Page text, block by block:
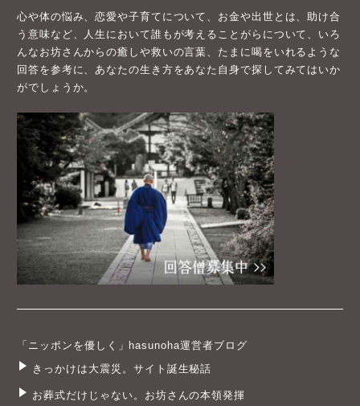
心や体の悩み、恋愛や子育てについて、お金や出世とは、助け合
う意味など、人生において誰もが考えることがらについて、いろ
んなお坊さんからの癒しや救いの言葉、たまに喝をいれるような
回答を参考に、あなたの生き方をあなた自身で探してみてはいか
がでしょうか。
「ニッポンを優しく」hasunoha運営者ブログ
きっかけは大震災。サイト誕生秘話
お葬式だけじゃない。お坊さんの本領発揮